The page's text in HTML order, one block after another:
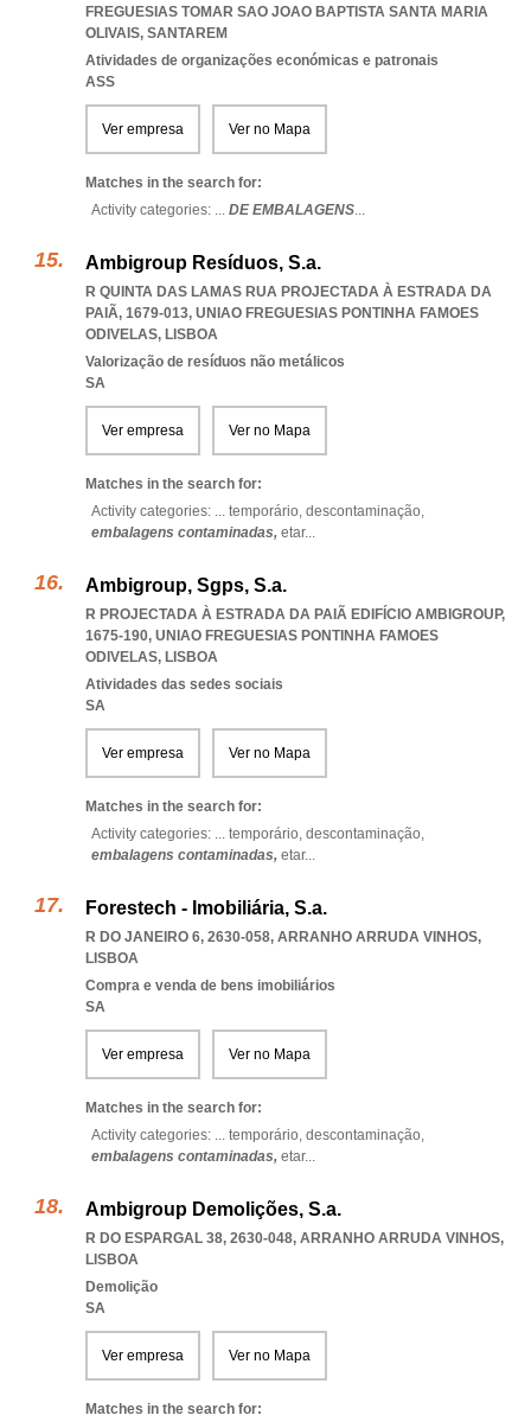
FREGUESIAS TOMAR SAO JOAO BAPTISTA SANTA MARIA
OLIVAIS, SANTAREM
Atividades de organizações económicas e patronais
ASS
Ver empresa Ver no Mapa
Matches in the search for:
Activity categories: ... DE EMBALAGENS...
Ambigroup Resíduos, S.a.
R QUINTA DAS LAMAS RUA PROJECTADA À ESTRADA DA
PAIÃ, 1679-013, UNIAO FREGUESIAS PONTINHA FAMOES
ODIVELAS, LISBOA
Valorização de resíduos não metálicos
SA
Ver empresa Ver no Mapa
Matches in the search for:
Activity categories: ... temporário, descontaminação,
embalagens contaminadas, etar...
Ambigroup, Sgps, S.a.
R PROJECTADA À ESTRADA DA PAIÃ EDIFÍCIO AMBIGROUP,
1675-190, UNIAO FREGUESIAS PONTINHA FAMOES
ODIVELAS, LISBOA
Atividades das sedes sociais
SA
Ver empresa Ver no Mapa
Matches in the search for:
Activity categories: ... temporário, descontaminação,
embalagens contaminadas, etar...
Forestech - Imobiliária, S.a.
R DO JANEIRO 6, 2630-058, ARRANHO ARRUDA VINHOS,
LISBOA
Compra e venda de bens imobiliários
SA
Ver empresa Ver no Mapa
Matches in the search for:
Activity categories: ... temporário, descontaminação,
embalagens contaminadas, etar...
Ambigroup Demolições, S.a.
R DO ESPARGAL 38, 2630-048, ARRANHO ARRUDA VINHOS,
LISBOA
Demolição
SA
Ver empresa Ver no Mapa
Matches in the search for: